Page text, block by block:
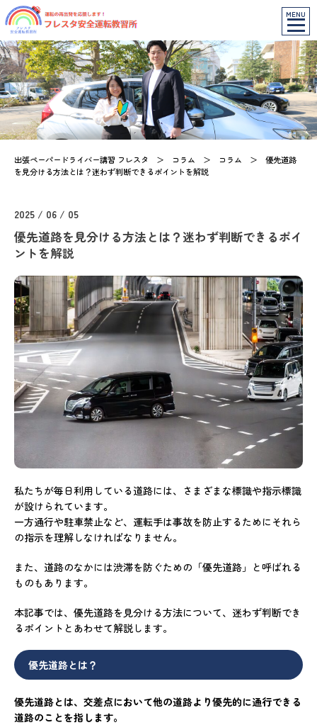
MENU
出張ペーパードライバー講習 フレスタ ＞ コラム ＞ コラム ＞ 優先道路
を見分ける方法とは？迷わず判断できるポイントを解説
2025 / 06 / 05
優先道路を見分ける方法とは？迷わず判断できるポイ
ントを解説
私たちが毎日利用している道路には、さまざまな標識や指示標識
が設けられています。
一方通行や駐車禁止など、運転手は事故を防止するためにそれら
の指示を理解しなければなりません。
また、道路のなかには渋滞を防ぐための「優先道路」と呼ばれる
ものもあります。
本記事では、優先道路を見分ける方法について、迷わず判断でき
るポイントとあわせて解説します。
優先道路とは？
優先道路とは、交差点において他の道路より優先的に通行できる
道路のことを指します。